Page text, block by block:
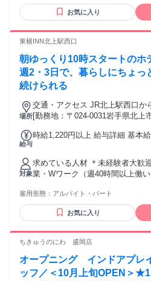
方も大歓迎ですので、まずは問
気軽にご連絡ください。 ０１９ー６
交通費支給 交通費規定支給
ある方は優遇します！＞ ■店舗
の実務経験 ■接客業務の実務経験
お気に入り
東横INN北上駅西口
朝ゆっくり10時スタートのホ
週2・3日で、暮らしにちょっ
続けられる
場所
交通・アクセス JR北上駅西口か
[勤務地：〒024-0031岩手県北上
給与
時給1,220円以上 給与詳細 基本給：時
で） 車通勤OK！ 《様々なインセンティブ》 ＊稼働率手当
（インセンティブ） ＊繁忙期手
始） ※規定あり
対象
求めている人材 ＊未経験者大歓迎
業・Wワーク（週40時間以上働
相談ください。 ／ フルタイムではなく、短時間勤務できる所
がいい！ ＼ そんな思いを持った方も歓迎♪ ＊
復帰でブランクがある方、 家庭と両立して働ける職場を探し
雇用形態： アルバイト・パート
お気に入り
ちきゅうのにわ 盛岡店
オープニング インドアプレ
ッフ／＜10月上旬OPEN＞